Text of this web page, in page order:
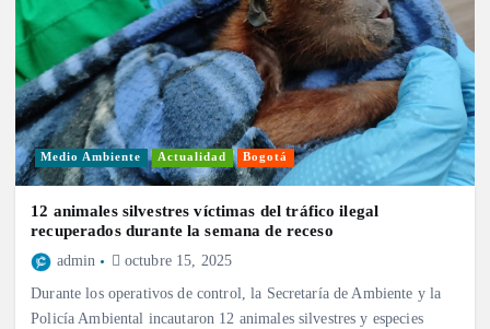
Medio Ambiente Actualidad Bogotá
12 animales silvestres víctimas del tráfico ilegal
recuperados durante la semana de receso
admin octubre 15, 2025
Durante los operativos de control, la Secretaría de Ambiente y la
Policía Ambiental incautaron 12 animales silvestres y especies